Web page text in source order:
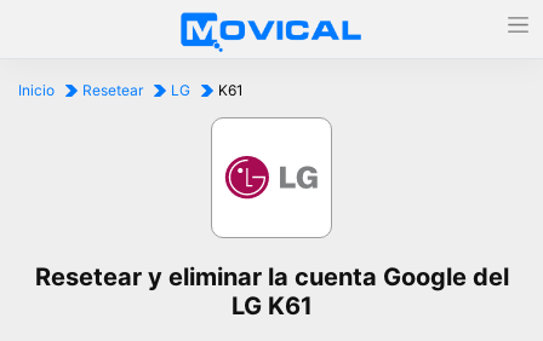
Inicio Resetear LG K61
Resetear y eliminar la cuenta Google del
LG K61